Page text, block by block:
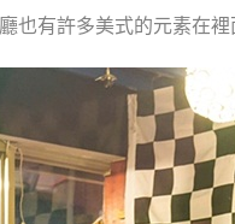
也有許多美式的元素在